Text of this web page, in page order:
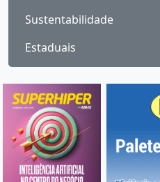
Sustentabilidade
Estaduais